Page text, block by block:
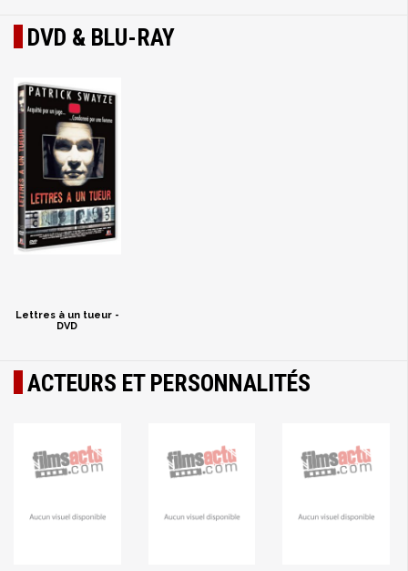
DVD & BLU-RAY
Lettres à un tueur -
DVD
ACTEURS ET PERSONNALITÉS